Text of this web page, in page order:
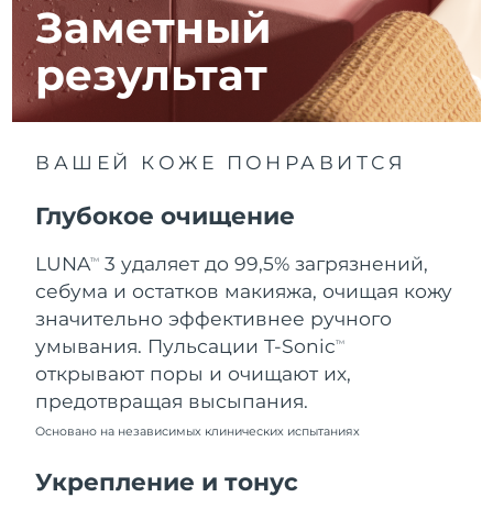
Заметный
результат
ВАШЕЙ КОЖЕ ПОНРАВИТСЯ
Глубокое очищение
LUNATM
3 удаляет до 99,5% загрязнений,
себума и остатков макияжа, очищая кожу
значительно эффективнее ручного
умывания. Пульсации T-SonicTM
открывают поры и очищают их,
предотвращая высыпания.
Основано на независимых клинических испытаниях
Укрепление и тонус
Израиль
Ожидаемая дата доставки
8/14/26
Италия
Ожидаемая дата доставки
Джерси
8/15/26
Казахстан
Ожидаемая дата доставки
Кувейт
Ожидаемая дата доставки